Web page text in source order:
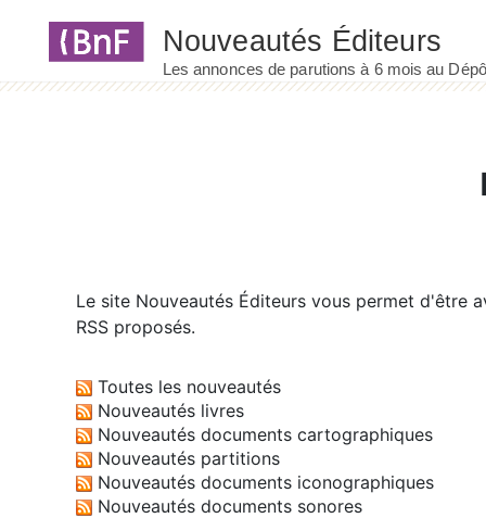
Le site Nouveautés Éditeurs vous permet d'être
RSS proposés.
Toutes les nouveautés
Nouveautés livres
Nouveautés documents cartographiques
Nouveautés partitions
Nouveautés documents iconographiques
Nouveautés documents sonores